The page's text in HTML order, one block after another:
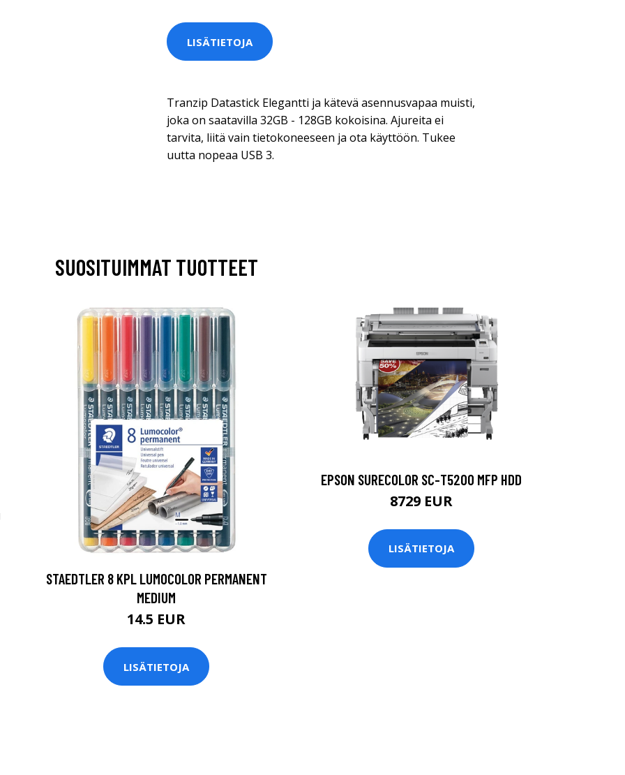
LISÄTIETOJA
Tranzip Datastick Elegantti ja kätevä asennusvapaa muisti,
joka on saatavilla 32GB - 128GB kokoisina. Ajureita ei
tarvita, liitä vain tietokoneeseen ja ota käyttöön. Tukee
uutta nopeaa USB 3.
SUOSITUIMMAT TUOTTEET
STAEDTLER 8 KPL LUMOCOLOR PERMANENT
MEDIUM
14.5 EUR
LISÄTIETOJA
EPSON SURECOLOR SC-T5200 MFP HDD
8729 EUR
LISÄTIETOJA